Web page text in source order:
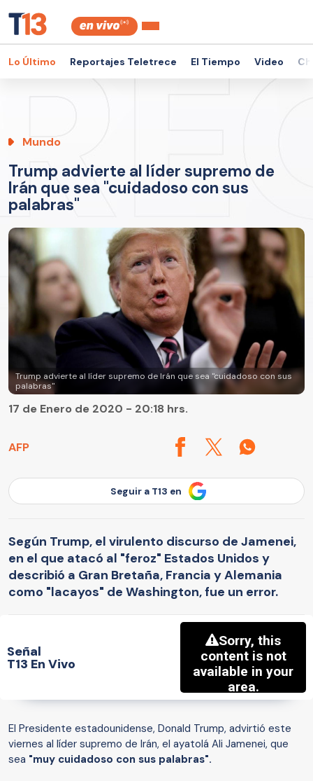
Lo Último Reportajes Teletrece El Tiempo Video
Mundo
Trump advierte al líder supremo de
Irán que sea "cuidadoso con sus
palabras"
Trump advierte al líder supremo de Irán que sea "cuidadoso con sus
palabras"
AFP
17 de Enero de 2020 - 20:18 hrs.
Seguir a T13 en
Según Trump, el virulento discurso de Jamenei,
en el que atacó al "feroz" Estados Unidos y
describió a Gran Bretaña, Francia y Alemania
como "lacayos" de Washington, fue un error.
Señal
T13 En Vivo
El Presidente estadounidense, Donald Trump, advirtió este
viernes al líder supremo de Irán, el ayatolá Ali Jamenei, que
sea "muy cuidadoso con sus palabras".